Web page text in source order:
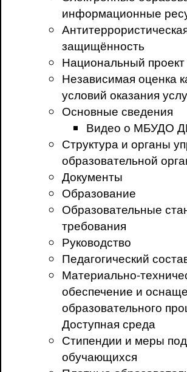
информационные
защищённость
Национальный проект
Независимая оценка
условий оказания
Основные сведения
Видео о МБУДО
Структура и органы
образовательной
Документы
Образование
Образовательные
требования
Руководство
Педагогический
Материально-
обеспечение и
образовательного
Доступная среда
Стипендии и меры
обучающихся